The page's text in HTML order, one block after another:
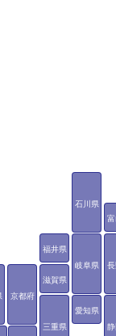
石川県
福井県
岐阜県
愛知県
三重県
滋賀県
京都府